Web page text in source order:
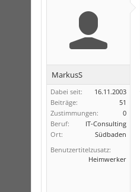
MarkusS
Dabei seit:
16.11.2003
Beiträge:
51
Zustimmungen:
0
Beruf:
IT-Consulting
Ort:
Südbaden
Benutzertitelzusatz:
Heimwerker